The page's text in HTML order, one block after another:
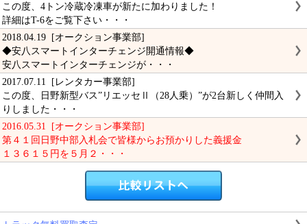
この度、4トン冷蔵冷凍車が新たに加わりました！
詳細はT-6をご覧下さい・・・
2018.04.19 [オークション事業部]
◆安八スマートインターチェンジ開通情報◆
安八スマートインターチェンジが・・・
2017.07.11 [レンタカー事業部]
この度、日野新型バス”リエッセⅡ（28人乗）”が2台新しく仲間入
りしました・・・
2016.05.31 [オークション事業部]
第４１回日野中部入札会で皆様からお預かりした義援金
１３６１５円を５月２・・・